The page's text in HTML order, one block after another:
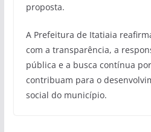
proposta.
A Prefeitura de Itatiaia
com a transparência, a
pública e a busca contínua
contribuam para o
social do município.